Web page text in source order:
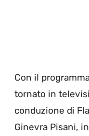
Con il
tornato in
conduzione di
Ginevra Pisani,